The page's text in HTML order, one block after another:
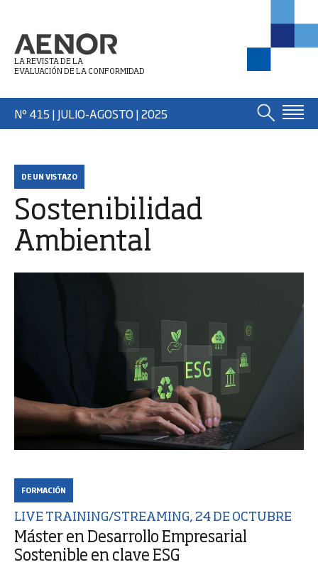
LA REVISTA DE LA
EVALUACIÓN DE LA CONFORMIDAD
Nº 415 | JULIO-AGOSTO| 2025
DE UN VISTAZO
Sostenibilidad
Ambiental
FORMACIÓN
LIVE TRAINING/STREAMING, 24 DE OCTUBRE
Máster en Desarrollo Empresarial
Sostenible en clave ESG